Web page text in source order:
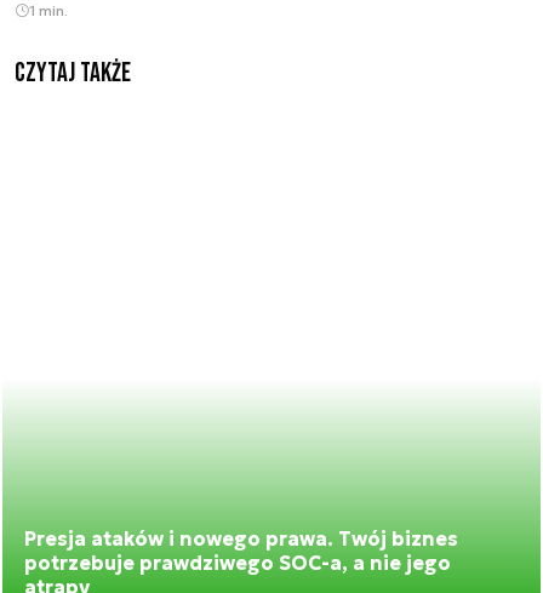
1 min.
Czytaj także
Presja ataków i nowego prawa. Twój biznes
potrzebuje prawdziwego SOC-a, a nie jego
atrapy